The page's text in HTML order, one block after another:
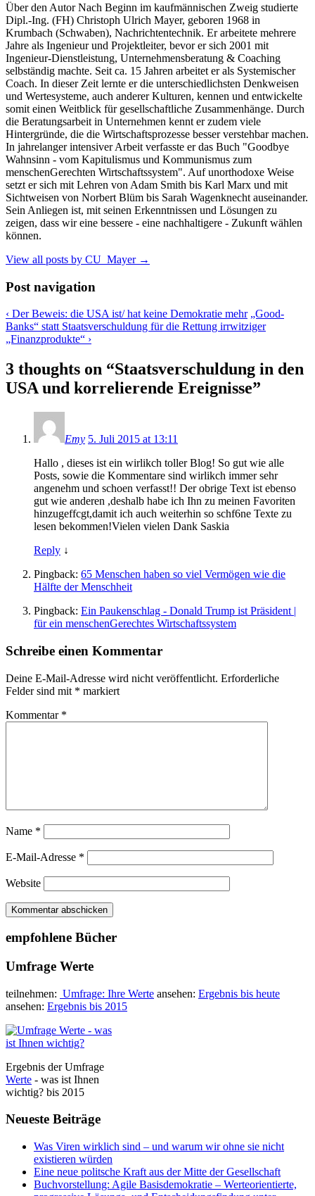
Über den Autor Nach Beginn im kaufmännischen Zweig studierte
Dipl.-Ing. (FH) Christoph Ulrich Mayer, geboren 1968 in
Krumbach (Schwaben), Nachrichtentechnik. Er arbeitete mehrere
Jahre als Ingenieur und Projektleiter, bevor er sich 2001 mit
Ingenieur-Dienstleistung, Unternehmensberatung & Coaching
selbständig machte. Seit ca. 15 Jahren arbeitet er als Systemischer
Coach. In dieser Zeit lernte er die unterschiedlichsten Denkweisen
und Wertesysteme, auch anderer Kulturen, kennen und entwickelte
somit einen Weitblick für gesellschaftliche Zusammenhänge. Durch
die Beratungsarbeit in Unternehmen kennt er zudem viele
Hintergründe, die die Wirtschaftsprozesse besser verstehbar machen.
In jahrelanger intensiver Arbeit verfasste er das Buch "Goodbye
Wahnsinn - vom Kapitulismus und Kommunismus zum
menschenGerechten Wirtschaftssystem". Auf unorthodoxe Weise
setzt er sich mit Lehren von Adam Smith bis Karl Marx und mit
Sichtweisen von Norbert Blüm bis Sarah Wagenknecht auseinander.
Sein Anliegen ist, mit seinen Erkenntnissen und Lösungen zu
zeigen, dass wir eine bessere - eine nachhaltigere - Zukunft wählen
können.
View all posts by CU_Mayer →
Post navigation
‹ Der Beweis: die USA ist/ hat keine Demokratie mehr „Good-
Banks“ statt Staatsverschuldung für die Rettung irrwitziger
„Finanzprodukte“ ›
3 thoughts on “Staatsverschuldung in den
USA und korrelierende Ereignisse”
Emy 5. Juli 2015 at 13:11
Hallo , dieses ist ein wirlikch toller Blog! So gut wie alle
Posts, sowie die Kommentare sind wirlikch immer sehr
angenehm und schoen verfasst!! Der obrige Text ist ebenso
gut wie anderen ,deshalb habe ich Ihn zu meinen Favoriten
hinzugeffcgt,damit ich auch weiterhin so schf6ne Texte zu
lesen bekommen!Vielen vielen Dank Saskia
Reply ↓
Pingback: 65 Menschen haben so viel Vermögen wie die
Hälfte der Menschheit
Pingback: Ein Paukenschlag - Donald Trump ist Präsident |
für ein menschenGerechtes Wirtschaftssystem
Schreibe einen Kommentar
Deine E-Mail-Adresse wird nicht veröffentlicht. Erforderliche
Felder sind mit * markiert
Kommentar *
Name *
E-Mail-Adresse *
Website
empfohlene Bücher
Umfrage Werte
teilnehmen: Umfrage: Ihre Werte ansehen: Ergebnis bis heute
ansehen: Ergebnis bis 2015
Ergebnis der Umfrage
Werte - was ist Ihnen
wichtig? bis 2015
Neueste Beiträge
Was Viren wirklich sind – und warum wir ohne sie nicht
existieren würden
Eine neue politsche Kraft aus der Mitte der Gesellschaft
Buchvorstellung: Agile Basisdemokratie – Werteorientierte,